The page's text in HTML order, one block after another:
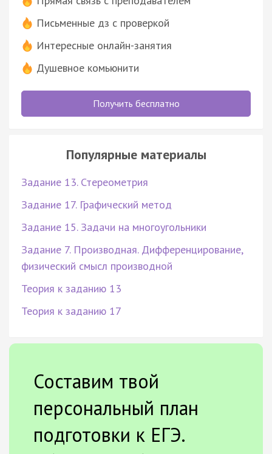
Письменные дз с проверкой
Интересные онлайн-занятия
Душевное комьюнити
Получить бесплатно
Популярные материалы
Задание 13. Стереометрия
Задание 17. Графический метод
Задание 15. Задачи на многоугольники
Задание 7. Производная. Дифференцирование,
физический смысл производной
Теория к заданию 13
Теория к заданию 17
Составим твой
персональный план
подготовки к ЕГЭ.